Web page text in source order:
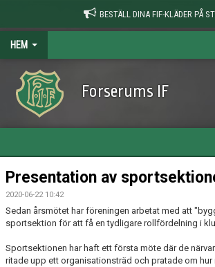
BESTÄLL DINA FIF-KLÄDER PÅ
HEM
Forserums IF
HEM
NYHETER
OM KLUBBEN
KONTAKT
Presentation av
2020-06-22 10:42
Sedan årsmötet har föreningen arbetat med att
sportsektion för att få en tydligare rollfördelning i
Sportsektionen har haft ett första möte där de
ritade upp ett organisationsträd och pratade om hur